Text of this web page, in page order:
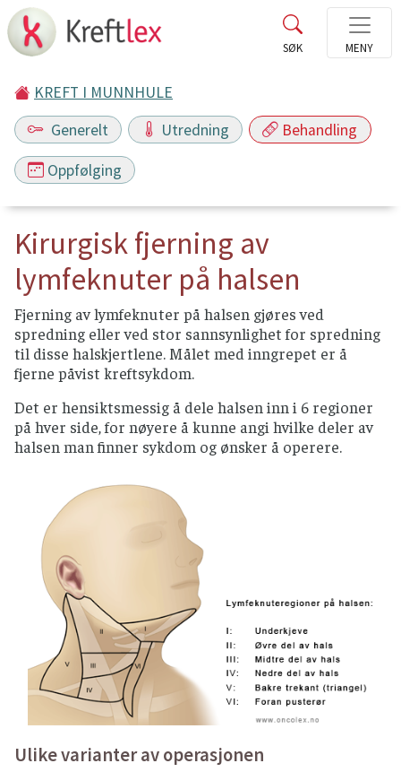
KREFT I MUNNHULE
Generelt
Utredning Behandling
Oppfølging
Kirurgisk fjerning av
lymfeknuter på halsen
Fjerning av lymfeknuter på halsen gjøres ved
spredning eller ved stor sannsynlighet for spredning
til disse halskjertlene. Målet med inngrepet er å
fjerne påvist kreftsykdom.
Det er hensiktsmessig å dele halsen inn i 6 regioner
på hver side, for nøyere å kunne angi hvilke deler av
halsen man finner sykdom og ønsker å operere.
Ulike varianter av operasjonen